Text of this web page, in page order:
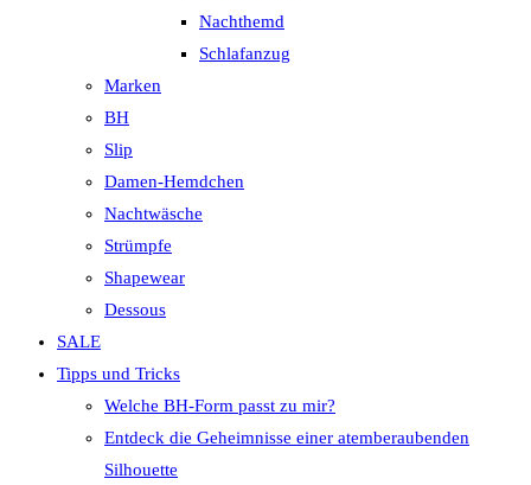
Nachthemd
Schlafanzug
Marken
BH
Slip
Damen-Hemdchen
Nachtwäsche
Strümpfe
Shapewear
Dessous
SALE
Tipps und Tricks
Welche BH-Form passt zu mir?
Entdeck die Geheimnisse einer atemberaubenden
Silhouette